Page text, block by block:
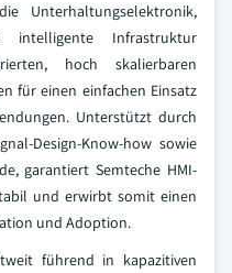
Unterhaltungselektronik,
intelligente Infrastruktur
hoch skalierbaren
für einen einfachen Einsatz
Unterstützt durch
Design-Know-how sowie
garantiert Semteche HMI-
und erwirbt somit einen
und Adoption.
führend in kapazitiven